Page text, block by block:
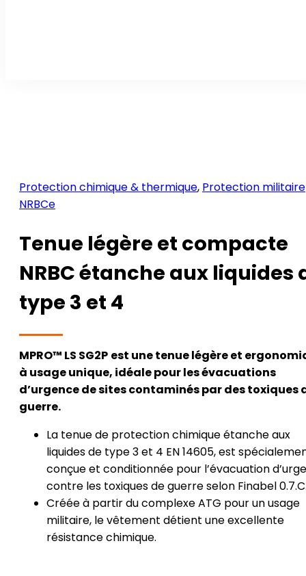
Protection chimique & thermique, Protection militaire
NRBCe
Tenue légère et compacte
NRBC étanche aux liquides
type 3 et 4
MPRO™ LS SG2P est une tenue légère et
à usage unique, idéale pour les évacuations
d’urgence de sites contaminés par des toxiques
guerre.
La tenue de protection chimique étanche aux
liquides de type 3 et 4 EN 14605, est
conçue et conditionnée pour l’évacuation
contre les toxiques de guerre selon Finabel
Créée à partir du complexe ATG pour un usage
militaire, le vêtement détient une excellente
résistance chimique.